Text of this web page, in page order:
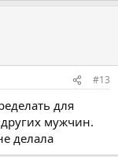
#13
для
мужчин.
делала